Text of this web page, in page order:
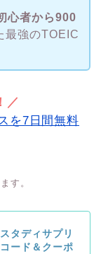
心者から900
最強のTOEIC
／
を7日間無料
す。
タディサプリ
ード＆クーポ